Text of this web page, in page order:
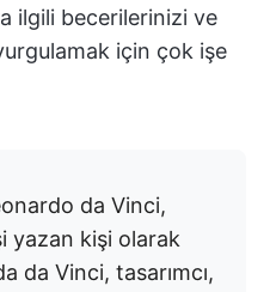
ilgili becerilerinizi ve
için çok işe
da Vinci,
yazan kişi olarak
da Vinci, tasarımcı,